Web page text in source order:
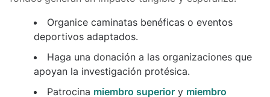
Organice caminatas benéficas o eventos
deportivos adaptados.
Haga una donación a las organizaciones que
apoyan la investigación protésica.
Patrocina miembro superior y miembro